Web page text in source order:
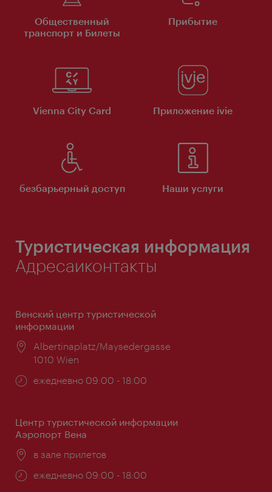
Общественный
транспорт и Билеты
Прибытие
Vienna City Card Приложение ivie
безбарьерный доступ Наши услуги
Туристическая информация
Адресаиконтакты
Венский центр туристической
информации
Расположение:
Albertinaplatz/Maysedergasse
1010 Wien
Часы
ежедневно 09:00 - 18:00
Центр туристической информации
Аэропорт Вена
Расположение:
в зале прилетов
Часы
ежедневно 09:00 - 18:00